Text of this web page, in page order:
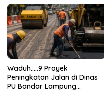
Waduh…..9 Proyek
Peningkatan Jalan di Dinas
PU Bandar Lampung